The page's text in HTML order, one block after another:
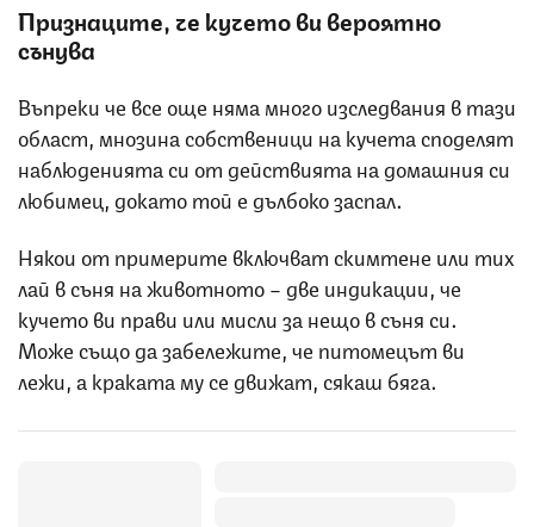
Признаците, че кучето ви вероятно
сънува
Въпреки че все още няма много изследвания в тази
област, мнозина собственици на кучета споделят
наблюденията си от действията на домашния си
любимец, докато той е дълбоко заспал.
Някои от примерите включват скимтене или тих
лай в съня на животното – две индикации, че
кучето ви прави или мисли за нещо в съня си.
Може също да забележите, че питомецът ви
лежи, а краката му се движат, сякаш бяга.